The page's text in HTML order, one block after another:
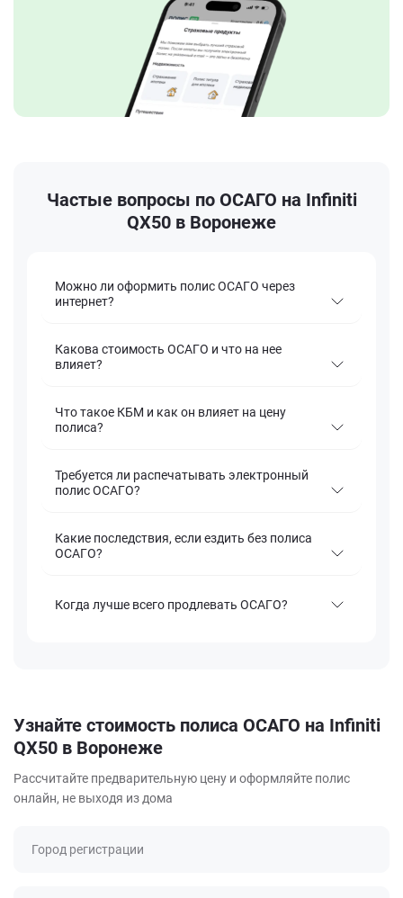
Частые вопросы по ОСАГО на Infiniti
QX50 в Воронеже
Можно ли оформить полис ОСАГО через
интернет?
Какова стоимость ОСАГО и что на нее
влияет?
Что такое КБМ и как он влияет на цену
полиса?
Требуется ли распечатывать электронный
полис ОСАГО?
Какие последствия, если ездить без полиса
ОСАГО?
Когда лучше всего продлевать ОСАГО?
Узнайте стоимость полиса ОСАГО на Infiniti
QX50 в Воронеже
Рассчитайте предварительную цену и оформляйте полис
онлайн, не выходя из дома
Город регистрации